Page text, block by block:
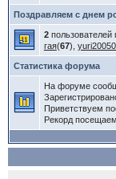
Поздравляем с днем
2пользователей
гая(67),
Статистика форума
На форуме
Приветствуем
Рекорд